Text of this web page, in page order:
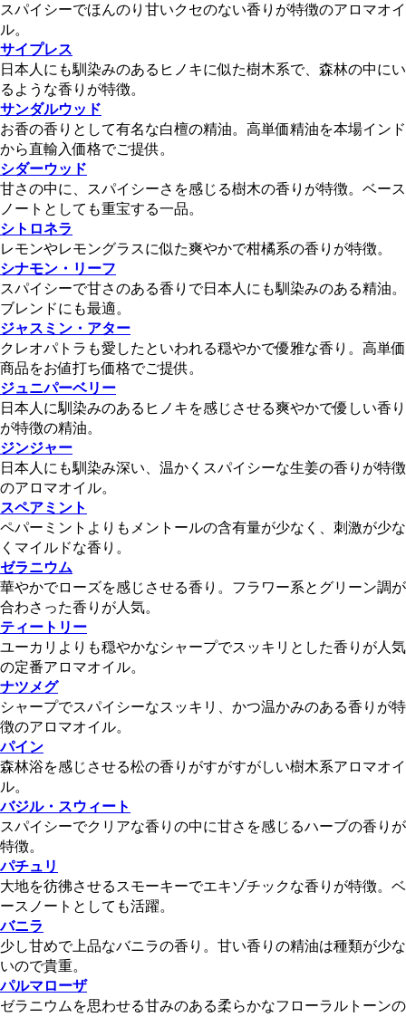
スパイシーでほんのり甘いクセのない香りが特徴のアロマオイ
ル。
サイプレス
日本人にも馴染みのあるヒノキに似た樹木系で、森林の中にい
るような香りが特徴。
サンダルウッド
お香の香りとして有名な白檀の精油。高単価精油を本場インド
から直輸入価格でご提供。
シダーウッド
甘さの中に、スパイシーさを感じる樹木の香りが特徴。ベース
ノートとしても重宝する一品。
シトロネラ
レモンやレモングラスに似た爽やかで柑橘系の香りが特徴。
シナモン・リーフ
スパイシーで甘さのある香りで日本人にも馴染みのある精油。
ブレンドにも最適。
ジャスミン・アター
クレオパトラも愛したといわれる穏やかで優雅な香り。高単価
商品をお値打ち価格でご提供。
ジュニパーベリー
日本人に馴染みのあるヒノキを感じさせる爽やかで優しい香り
が特徴の精油。
ジンジャー
日本人にも馴染み深い、温かくスパイシーな生姜の香りが特徴
のアロマオイル。
スペアミント
ペパーミントよりもメントールの含有量が少なく、刺激が少な
くマイルドな香り。
ゼラニウム
華やかでローズを感じさせる香り。フラワー系とグリーン調が
合わさった香りが人気。
ティートリー
ユーカリよりも穏やかなシャープでスッキリとした香りが人気
の定番アロマオイル。
ナツメグ
シャープでスパイシーなスッキリ、かつ温かみのある香りが特
徴のアロマオイル。
パイン
森林浴を感じさせる松の香りがすがすがしい樹木系アロマオイ
ル。
バジル・スウィート
スパイシーでクリアな香りの中に甘さを感じるハーブの香りが
特徴。
パチュリ
大地を彷彿させるスモーキーでエキゾチックな香りが特徴。ベ
ースノートとしても活躍。
バニラ
少し甘めで上品なバニラの香り。甘い香りの精油は種類が少な
いので貴重。
パルマローザ
ゼラニウムを思わせる甘みのある柔らかなフローラルトーンの